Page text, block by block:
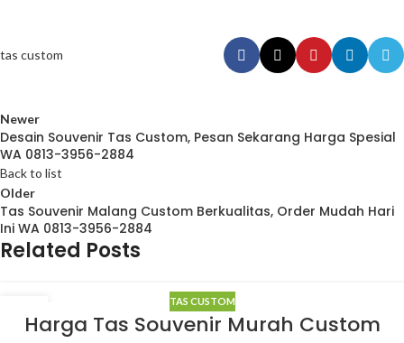
tas custom
Newer
Desain Souvenir Tas Custom, Pesan Sekarang Harga Spesial
WA 0813-3956-2884
Back to list
Older
Tas Souvenir Malang Custom Berkualitas, Order Mudah Hari
Ini WA 0813-3956-2884
Related Posts
31
MAR
TAS CUSTOM
Harga Tas Souvenir Murah Custom